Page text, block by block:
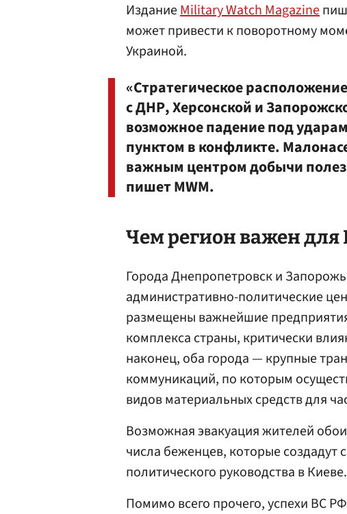
ИзданиеMilitary Watch Magazine
может привести к поворотному
Украиной.
«Стратегическое
с ДНР, Херсонской и
возможное падение под
пунктом в конфликте.
важным центром добычи
пишет MWM.
Чем регион важен для
Города Днепропетровск и
административно-политические
размещены важнейшие
комплекса страны, критически
наконец, оба города — крупные
коммуникаций, по которым
видов материальных средств для
Возможная эвакуация жителей
числа беженцев, которые
политического руководства в Киеве.
Помимо всего прочего, успехи ВС